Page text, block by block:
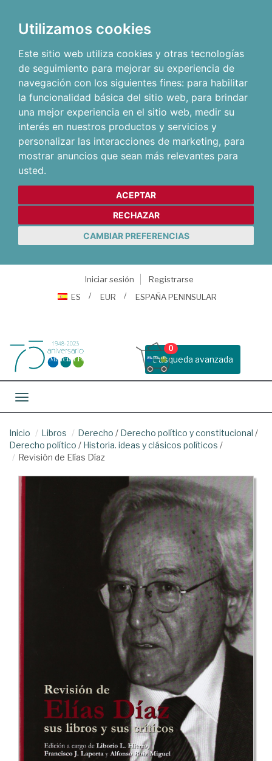
Utilizamos cookies
Este sitio web utiliza cookies y otras tecnologías
de seguimiento para mejorar su experiencia de
navegación con los siguientes fines: para habilitar
la funcionalidad básica del sitio web, para brindar
una mejor experiencia en el sitio web, medir su
interés en nuestros productos y servicios y
personalizar las interacciones de marketing, para
mostrar anuncios que sean más relevantes para
usted.
ACEPTAR
RECHAZAR
CAMBIAR PREFERENCIAS
Iniciar sesión
Registrarse
ES
EUR ESPAÑA PENINSULAR
Busqueda avanzada
0
Toggle navigation
Inicio Libros Derecho / Derecho político y constitucional /
Derecho político / Historia. ideas y clásicos políticos /
Revisión de Elías Díaz